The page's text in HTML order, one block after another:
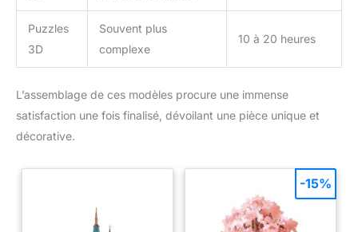
Puzzles
3D
Souvent plus
complexe
10 à 20 heures
L’assemblage de ces modèles procure une immense
satisfaction une fois finalisé, dévoilant une pièce unique et
décorative.
-15%